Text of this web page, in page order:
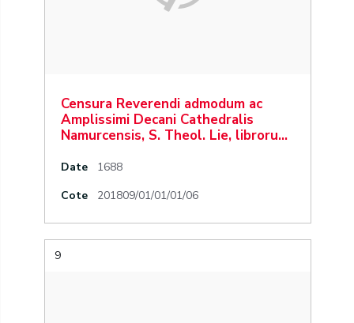
Censura Reverendi admodum ac
Amplissimi Decani Cathedralis
Namurcensis, S. Theol. Lie, libroru…
Date
1688
Cote
201809/01/01/01/06
9